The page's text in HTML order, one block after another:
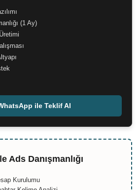
(1 Ay)
ile Teklif Al
Ads Danışmanlığı
Kurulumu